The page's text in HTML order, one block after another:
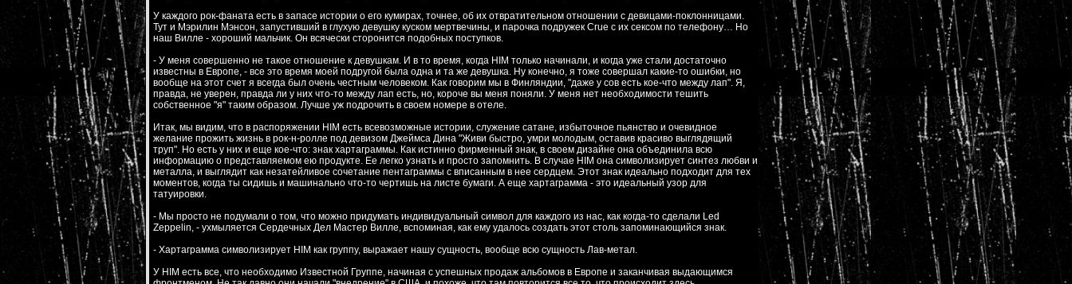
У каждого рок-фаната есть в запасе истории о его кумирах, точнее, об их отвратительном отношении с девицами-поклонницами.
Тут и Мэрилин Мэнсон, запустивший в глухую девушку куском мертвечины, и парочка подружек Crue с их сексом по телефону… Но
наш Вилле - хороший мальчик. Он всячески сторонится подобных поступков.
- У меня совершенно не такое отношение к девушкам. И в то время, когда HIM только начинали, и когда уже стали достаточно
известны в Европе, - все это время моей подругой была одна и та же девушка. Ну конечно, я тоже совершал какие-то ошибки, но
вообще на этот счет я всегда был очень честным человеком. Как говорим мы в Финляндии, "даже у сов есть кое-что между лап". Я,
правда, не уверен, правда ли у них что-то между лап есть, но, короче вы меня поняли. У меня нет необходимости тешить
собственное "я" таким образом. Лучше уж подрочить в своем номере в отеле.
Итак, мы видим, что в распоряжении HIM есть всевозможные истории, служение сатане, избыточное пьянство и очевидное
желание прожить жизнь в рок-н-ролле под девизом Джеймса Дина "Живи быстро, умри молодым, оставив красиво выглядящий
труп". Но есть у них и еще кое-что: знак хартаграммы. Как истинно фирменный знак, в своем дизайне она объединила всю
информацию о представляемом ею продукте. Ее легко узнать и просто запомнить. В случае HIM она символизирует синтез любви и
металла, и выглядит как незатейливое сочетание пентаграммы с вписанным в нее сердцем. Этот знак идеально подходит для тех
моментов, когда ты сидишь и машинально что-то чертишь на листе бумаги. А еще хартаграмма - это идеальный узор для
татуировки.
- Мы просто не подумали о том, что можно придумать индивидуальный символ для каждого из нас, как когда-то сделали Led
Zeppelin, - ухмыляется Сердечных Дел Мастер Вилле, вспоминая, как ему удалось создать этот столь запоминающийся знак.
- Хартаграмма символизирует HIM как группу, выражает нашу сущность, вообще всю сущность Лав-метал.
У HIM есть все, что необходимо Известной Группе, начиная с успешных продаж альбомов в Европе и заканчивая выдающимся